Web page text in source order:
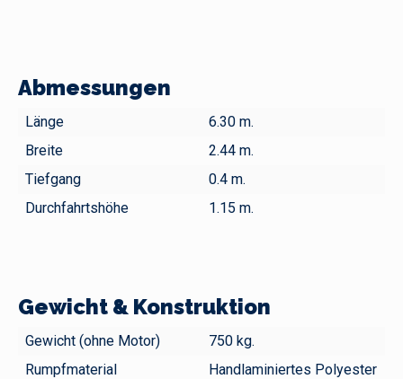
Abmessungen
Länge
6.30 m.
Breite
2.44 m.
Tiefgang
0.4 m.
Durchfahrtshöhe
1.15 m.
Gewicht & Konstruktion
Gewicht (ohne Motor)
750 kg.
Rumpfmaterial
Handlaminiertes Polyester